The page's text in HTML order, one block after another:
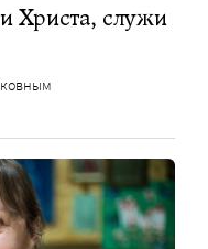
Христа, служи